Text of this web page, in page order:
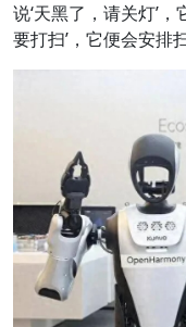
说‘天黑了，请关灯’
要打扫’，它便会安排